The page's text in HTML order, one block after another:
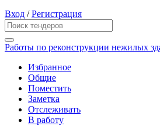
Вход /Регистрация
Работы по реконструкции нежилых
Избранное
Общие
Поместить
Заметка
Отслеживать
В работу